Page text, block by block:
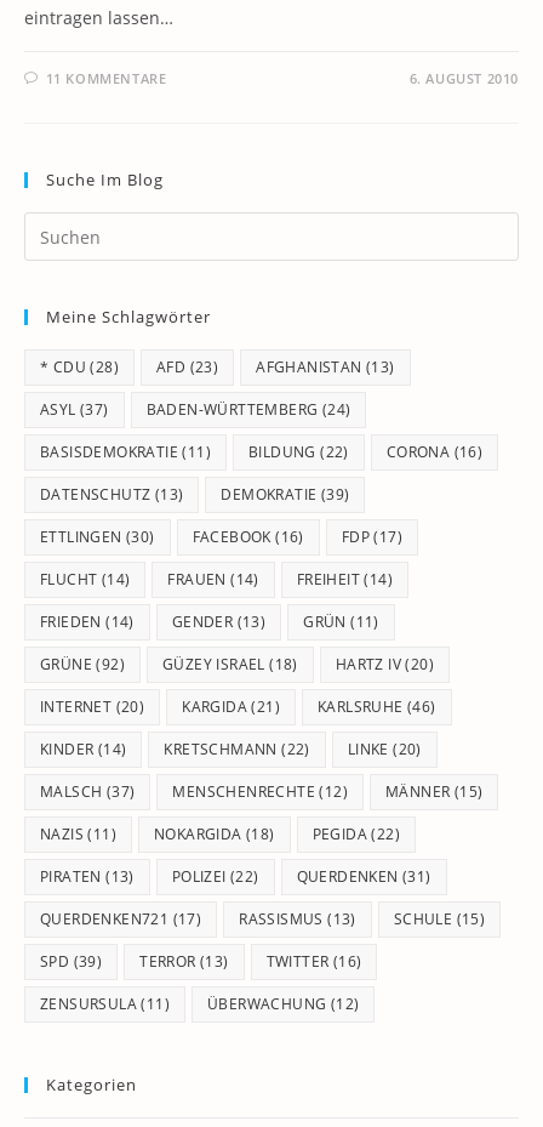
eintragen lassen…
11 KOMMENTARE 6. AUGUST 2010
Suche Im Blog
Meine Schlagwörter
* CDU (28) AFD (23) AFGHANISTAN (13)
ASYL (37) BADEN-WÜRTTEMBERG (24)
BASISDEMOKRATIE (11) BILDUNG (22) CORONA (16)
DATENSCHUTZ (13) DEMOKRATIE (39)
ETTLINGEN (30) FACEBOOK (16) FDP(17)
FLUCHT (14) FRAUEN (14) FREIHEIT(14)
FRIEDEN (14) GENDER (13) GRÜN (11)
GRÜNE (92) GÜZEY ISRAEL (18) HARTZ IV(20)
INTERNET (20) KARGIDA(21) KARLSRUHE (46)
KINDER (14) KRETSCHMANN (22) LINKE (20)
MALSCH (37) MENSCHENRECHTE (12) MÄNNER (15)
NAZIS (11) NOKARGIDA (18) PEGIDA(22)
PIRATEN (13) POLIZEI (22) QUERDENKEN (31)
QUERDENKEN721 (17) RASSISMUS (13) SCHULE (15)
SPD (39) TERROR (13) TWITTER (16)
ZENSURSULA(11) ÜBERWACHUNG (12)
Kategorien